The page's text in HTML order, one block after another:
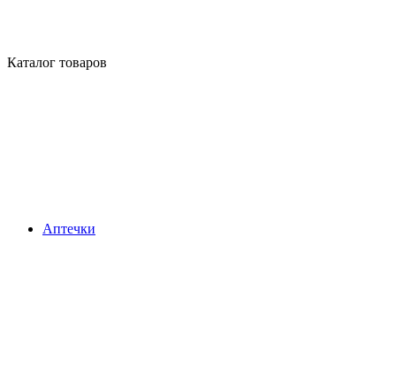
Каталог товаров
Аптечки